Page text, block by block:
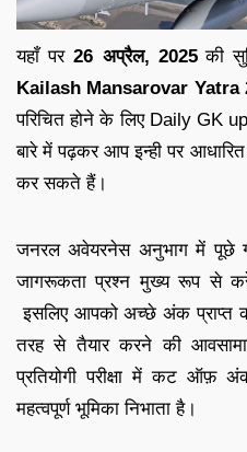
यहाँ पर26 अप्रैल, 2025 की
Kailash Mansarovar Yatra
परिचित होने के लिए Daily GK
बारे में पढ़कर आप इन्ही पर आधारित
कर सकते हैं।
जनरल अवेयरनेस अनुभाग में पूछे
जागरूकता प्रश्न मुख्य रूप से
इसलिए आपको अच्छे अंक प्राप्त
तरह से तैयार करने की आव
प्रतियोगी परीक्षा में कट
महत्वपूर्ण भूमिका निभाता है।